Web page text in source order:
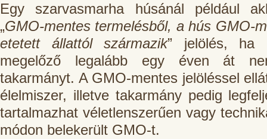
Egy szarvasmarha húsánál például
„GMO-mentes termelésből, a hús GMO-
etetett állattól származik” jelölés, ha
megelőző legalább egy éven át
takarmányt. A GMO-mentes jelöléssel
élelmiszer, illetve takarmány pedig
tartalmazhat véletlenszerűen vagy
módon belekerült GMO-t.